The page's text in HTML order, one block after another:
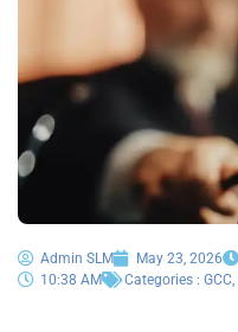
Admin SLM May 23, 2026
10:38 AM
Categories : GCC